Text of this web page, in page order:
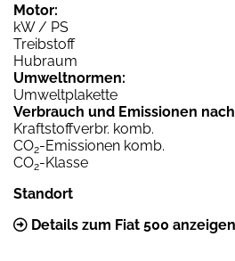
Motor:
kW / PS
Treibstoff
Hubraum
Umweltnormen:
Umweltplakette
Verbrauch und Emissionen nach
Kraftstoffverbr. komb.
CO2-Emissionen komb.
CO2-Klasse
Standort
Details zum Fiat 500 anzeigen